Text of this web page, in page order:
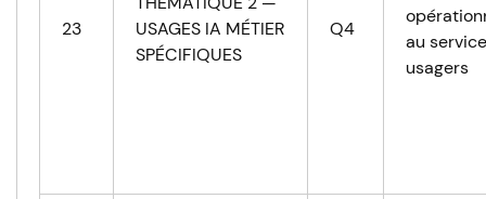
23
USAGES IA MÉTIER
SPÉCIFIQUES
Q4
au
usagers